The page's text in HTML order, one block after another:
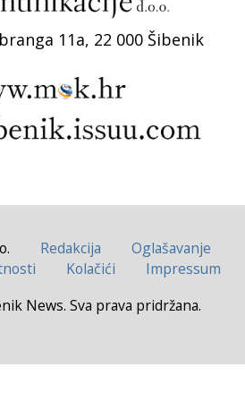
11a, 22 000 Šibenik
Redakcija
Oglašavanje
Kolačići
Impressum
News. Sva prava pridržana.